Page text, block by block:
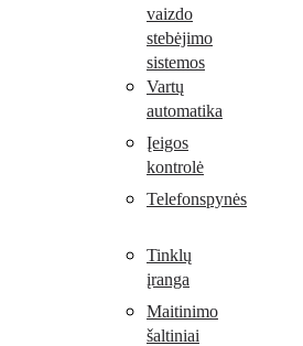
vaizdo
stebėjimo
sistemos
Vartų
automatika
Įeigos
kontrolė
Telefonspynės
Tinklų
įranga
Maitinimo
šaltiniai